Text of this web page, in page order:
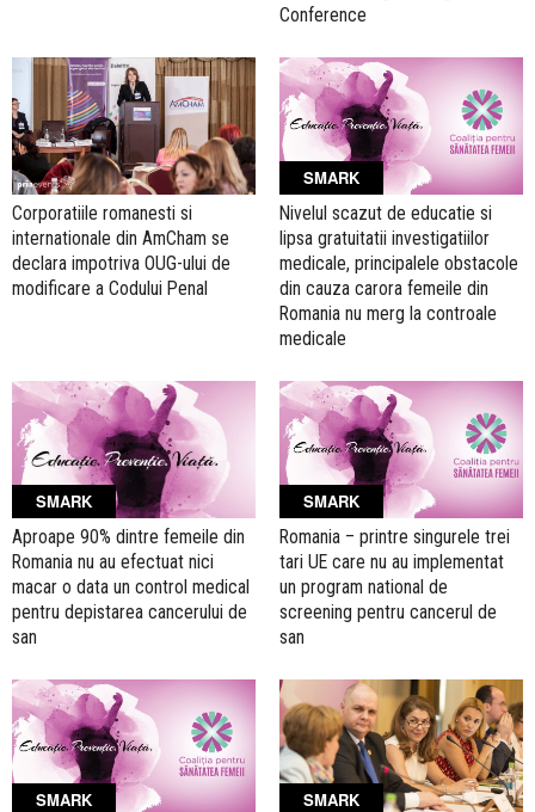
Conference
Corporatiile romanesti si
internationale din AmCham se
declara impotriva OUG-ului de
modificare a Codului Penal
SMARK
Nivelul scazut de educatie si
lipsa gratuitatii investigatiilor
medicale, principalele obstacole
din cauza carora femeile din
Romania nu merg la controale
medicale
SMARK
Aproape 90% dintre femeile din
Romania nu au efectuat nici
macar o data un control medical
pentru depistarea cancerului de
san
SMARK
Romania – printre singurele trei
tari UE care nu au implementat
un program national de
screening pentru cancerul de
san
SMARK
SMARK